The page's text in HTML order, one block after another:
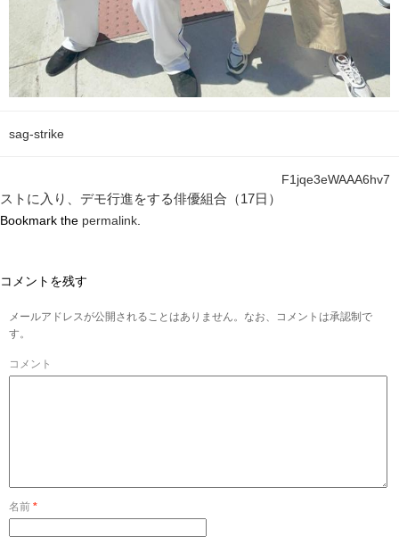
sag-strike
F1jqe3eWAAA6hv7
ストに入り、デモ行進をする俳優組合（17日）
Bookmark the permalink.
コメントを残す
メールアドレスが公開されることはありません。なお、コメントは承認制で
す。
コメント
名前 *